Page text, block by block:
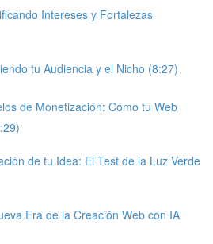
Intereses y Fortalezas
tu Audiencia y el Nicho (8:27)
de Monetización: Cómo tu Web
de tu Idea: El Test de la Luz Verde
Era de la Creación Web con IA